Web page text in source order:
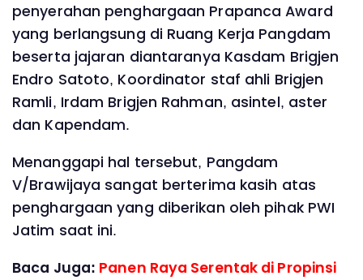
penyerahan penghargaan Prapanca Award
yang berlangsung di Ruang Kerja Pangdam
beserta jajaran diantaranya Kasdam Brigjen
Endro Satoto, Koordinator staf ahli Brigjen
Ramli, Irdam Brigjen Rahman, asintel, aster
dan Kapendam.
Menanggapi hal tersebut, Pangdam
V/Brawijaya sangat berterima kasih atas
penghargaan yang diberikan oleh pihak PWI
Jatim saat ini.
Baca Juga: Panen Raya Serentak di Propinsi